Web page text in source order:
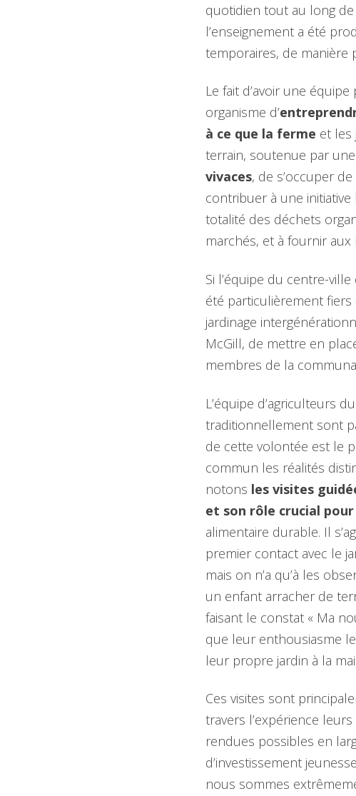
quotidien tout au long
l’enseignement a été
temporaires, de manière
Le fait d’avoir une
organisme d’
à ce que la ferme et les
terrain, soutenue par
vivaces, de s’occuper
contribuer à une initiative
totalité des déchets
marchés, et à fournir
Si l’équipe du centre-
été particulièrement
jardinage
McGill, de mettre en
membres de la
L’équipe d’agriculteurs
traditionnellement sont
de cette volontée est le
commun les réalités
notons les visites
et son rôle crucial
alimentaire durable. Il
premier contact avec le
mais on n’a qu’à les
un enfant arracher de
faisant le constat « Ma
que leur enthousiasme
leur propre jardin à la
Ces visites sont
travers l’expérience
rendues possibles en
d’investissement
nous sommes